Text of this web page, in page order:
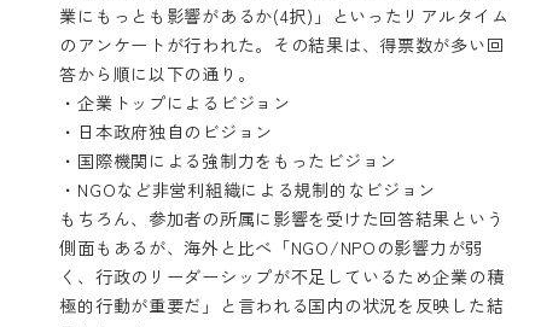
業にもっとも影響があるか(4択)」といったリアルタイム
のアンケートが行われた。その結果は、得票数が多い回
答から順に以下の通り。
・企業トップによるビジョン
・日本政府独自のビジョン
・国際機関による強制力をもったビジョン
・NGOなど非営利組織による規制的なビジョン
もちろん、参加者の所属に影響を受けた回答結果という
側面もあるが、海外と比べ「NGO/NPOの影響力が弱
く、行政のリーダーシップが不足しているため企業の積
極的行動が重要だ」と言われる国内の状況を反映した結